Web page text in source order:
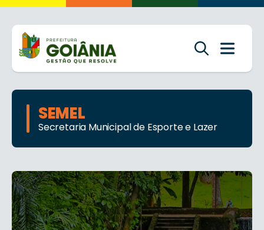
SEMEL
Secretaria Municipal de Esporte e Lazer